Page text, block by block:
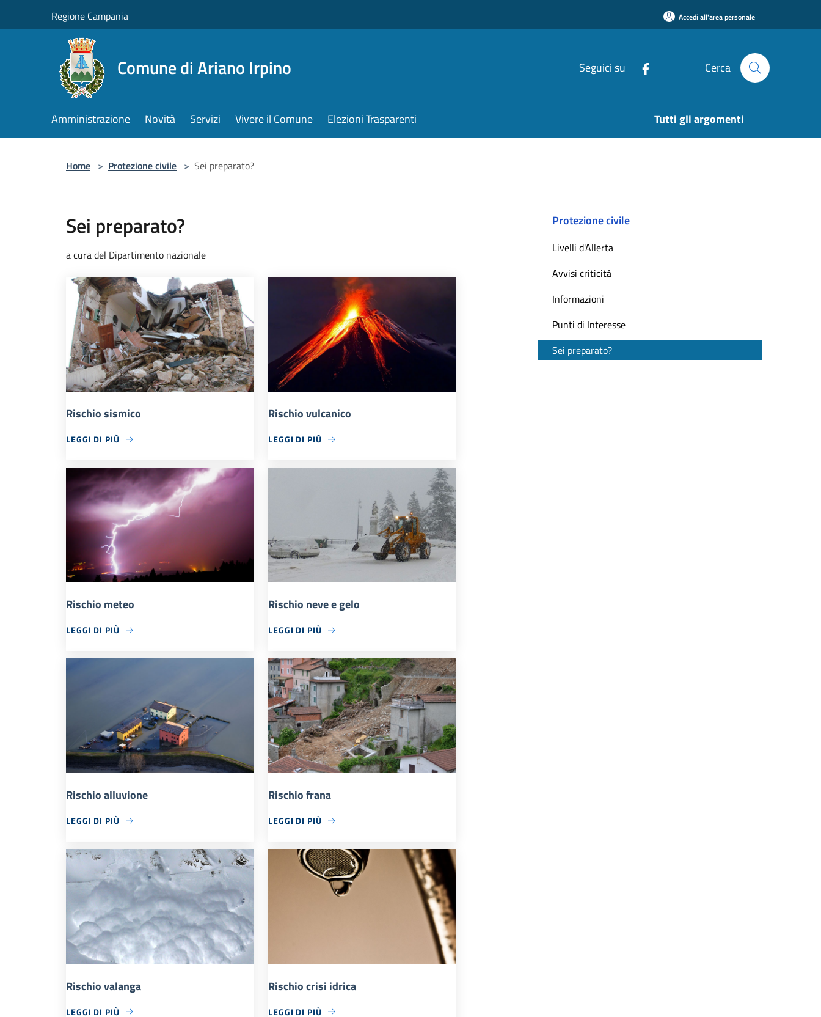
Regione Campania Accedi all'area personale
Comune di Ariano Irpino Seguici su Cerca
Amministrazione Novità Servizi Vivere il Comune Elezioni Trasparenti Tutti gli argomenti
Home > Protezione civile > Sei preparato?
Sei preparato?
a cura del Dipartimento nazionale
Rischio sismico
LEGGI DI PIÙ
Rischio vulcanico
LEGGI DI PIÙ
Rischio meteo
LEGGI DI PIÙ
Rischio neve e gelo
LEGGI DI PIÙ
Rischio alluvione
LEGGI DI PIÙ
Rischio frana
LEGGI DI PIÙ
Rischio valanga
LEGGI DI PIÙ
Rischio crisi idrica
LEGGI DI PIÙ
Protezione civile
Livelli d'Allerta
Avvisi criticità
Informazioni
Punti di Interesse
Sei preparato?